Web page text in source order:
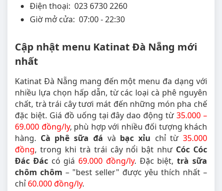
Điện thoại: 023 6730 2260
Giờ mở cửa: 07:00 - 22:30
Cập nhật menu Katinat Đà Nẵng mới
nhất
Katinat Đà Nẵng mang đến một menu đa dạng với
nhiều lựa chọn hấp dẫn, từ các loại cà phê nguyên
chất, trà trái cây tươi mát đến những món pha chế
đặc biệt. Giá đồ uống tại đây dao động từ35.000 –
69.000 đồng/ly, phù hợp với nhiều đối tượng khách
hàng. Cà phê sữa đá và bạc xỉu chỉ từ35.000
đồng, trong khi trà trái cây nổi bật như Cóc Cóc
Đác Đáccó giá 69.000 đồng/ly. Đặc biệt,trà sữa
chôm chôm – "best seller" được yêu thích nhất –
chỉ 60.000 đồng/ly.